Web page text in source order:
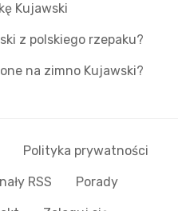
Kujawski
z polskiego rzepaku?
na zimno Kujawski?
Polityka prywatności
RSS Porady